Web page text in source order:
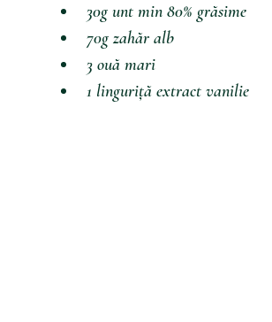
30g unt min 80% grăsime
70g zahăr alb
3 ouă mari
1 linguriță extract vanilie